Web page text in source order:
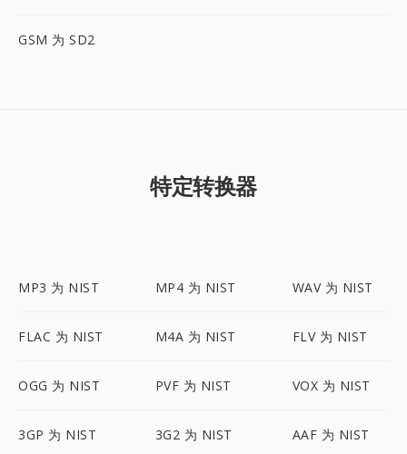
GSM 为 SD2
特定转换器
MP3 为 NIST MP4 为 NIST WAV 为 NIST
FLAC 为 NIST M4A 为 NIST FLV 为 NIST
OGG 为 NIST PVF 为 NIST VOX 为 NIST
3GP 为 NIST 3G2 为 NIST AAF 为 NIST